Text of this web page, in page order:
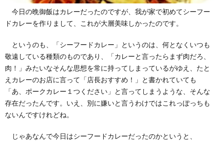
今日の晩御飯はカレーだったのですが、我が家で初めてシーフー
ドカレーを作りまして、これが大層美味しかったのです。
というのも、「シーフードカレー」というのは、何となくいつも
敬遠している種類のものであり、「カレーと言ったらまず肉だろ、
肉！」みたいなそんな思想を常に持ってしまっているがゆえ、たと
えカレーのお店に言って「店長おすすめ！」と書かれていても
「あ、ポークカレー１つください」と言ってしまうような、そんな
存在だったんです。いえ、別に嫌いと言うわけではこれっぽっちも
ないんですけれどね。
じゃあなんで今日はシーフードカレーだったのかというと、